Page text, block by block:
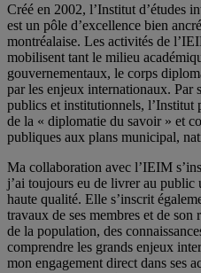
Créé en 2002, l’Institut d’études
est un pôle d’excellence bien
montréalaise. Les activités de
mobilisent tant le milieu
gouvernementaux, le corps
par les enjeux internationaux. Par
publics et institutionnels, l’Institut
de la « diplomatie du savoir » et
publiques aux plans municipal,
Ma collaboration avec l’IEIM
j’ai toujours eu de livrer au
haute qualité. Elle s’inscrit
travaux de ses membres et de son
de la population, des
comprendre les grands enjeux
mon engagement direct dans ses